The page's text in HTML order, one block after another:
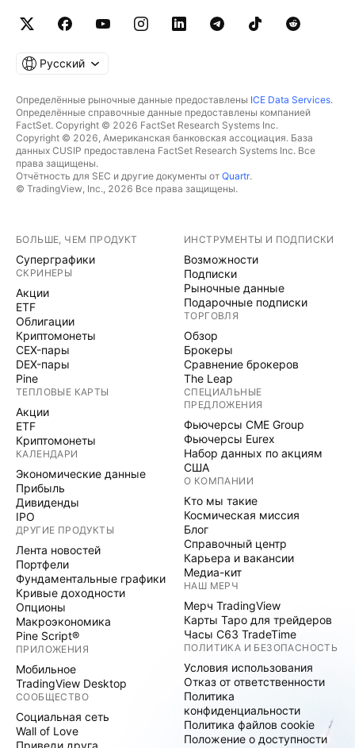
Русский
Определённые рыночные данные предоставлены ICE Data Services.
Определённые справочные данные предоставлены компанией
FactSet. Copyright © 2026 FactSet Research Systems Inc.
Copyright © 2026, Американская банковская ассоциация. База
данных CUSIP предоставлена FactSet Research Systems Inc. Все
права защищены.
Отчётность для SEC и другие документы от Quartr.
© TradingView, Inc., 2026 Все права защищены.
БОЛЬШЕ, ЧЕМ ПРОДУКТ
Суперграфики
СКРИНЕРЫ
Акции
ETF
Облигации
Криптомонеты
CEX-пары
DEX-пары
Pine
ТЕПЛОВЫЕ КАРТЫ
Акции
ETF
Криптомонеты
КАЛЕНДАРИ
Экономические данные
Прибыль
Дивиденды
IPO
ДРУГИЕ ПРОДУКТЫ
Лента новостей
Портфели
Фундаментальные графики
Кривые доходности
Опционы
Макроэкономика
Pine Script®
ПРИЛОЖЕНИЯ
Мобильное
TradingView Desktop
СООБЩЕСТВО
Социальная сеть
Wall of Love
Приведи друга
ИНСТРУМЕНТЫ И ПОДПИСКИ
Возможности
Подписки
Рыночные данные
Подарочные подписки
ТОРГОВЛЯ
Обзор
Брокеры
Сравнение брокеров
The Leap
СПЕЦИАЛЬНЫЕ
ПРЕДЛОЖЕНИЯ
Фьючерсы CME Group
Фьючерсы Eurex
Набор данных по акциям
США
О КОМПАНИИ
Кто мы такие
Космическая миссия
Блог
Справочный центр
Карьера и вакансии
Медиа-кит
НАШ МЕРЧ
Мерч TradingView
Карты Таро для трейдеров
Часы C63 TradeTime
ПОЛИТИКА И БЕЗОПАСНОСТЬ
Условия использования
Отказ от ответственности
Политика
конфиденциальности
Политика файлов cookie
Положение о доступности